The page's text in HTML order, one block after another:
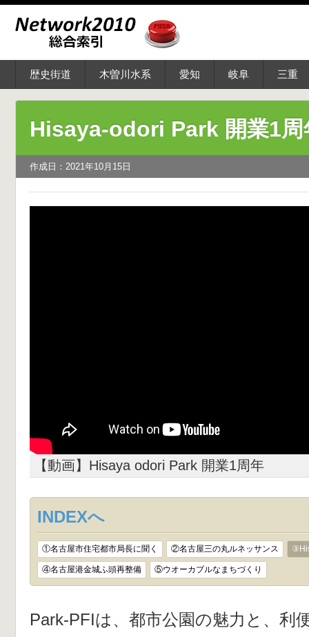
歴史街道 木曽川水系 愛知 岐阜 三重
Hisaya-odori Park 開業1周
作成日：2021年10月15日
【動画】Hisaya odori Park 開業1周年
INDEXへ
①名古屋市住宅都市局長に聞く ②名古屋三の丸ルネッサンス
④名古屋港金城ふ頭再整備 ⑤ウオーカブルなまちづくり
Park-PFIは、都市公園の魅力と、利